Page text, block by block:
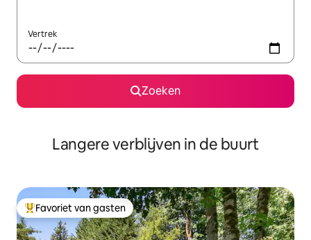
Vertrek
Zoeken
Langere verblijven in de buurt
Topfavoriet van gasten
Favoriet van gasten